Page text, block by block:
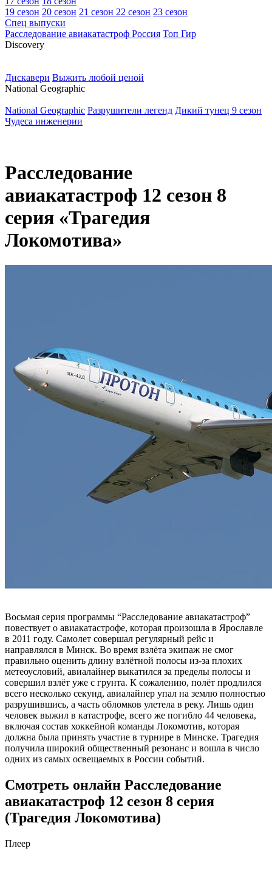
19 сезон 20 сезон 21 сезон 22 сезон 23 сезон
Спец выпуски
Расследование авиакатастроф Россия Топ Гир
Discovery
Дискавери Выжить любой ценой
National Geographic
National Geographic Разрушители легенд Дикий тунец 9 сезон
Чудеса инженерии
Расследование
авиакатастроф 12 сезон 8
серия «Трагедия
Локомотива»
Восьмая серия программы “Расследование авиакатастроф”
повествует о авиакатастрофе, которая произошла в Ярославле
в 2011 году. Самолет совершал регулярный рейс и
направлялся в Минск. Во время взлёта экипаж не смог
правильно оценить длину взлётной полосы из-за плохих
метеоусловий, авиалайнер выкатился за пределы полосы и
совершил взлёт уже с грунта. К сожалению, полёт продлился
всего несколько секунд, авиалайнер упал на землю полностью
разрушившись, а часть обломков улетела в реку. Лишь один
человек выжил в катастрофе, всего же погибло 44 человека,
включая состав хоккейной команды Локомотив, которая
должна была принять участие в турнире в Минске. Трагедия
получила широкий общественный резонанс и вошла в число
одних из самых освещаемых в России событий.
Смотреть онлайн Расследование
авиакатастроф 12 сезон 8 серия
(Трагедия Локомотива)
Плеер